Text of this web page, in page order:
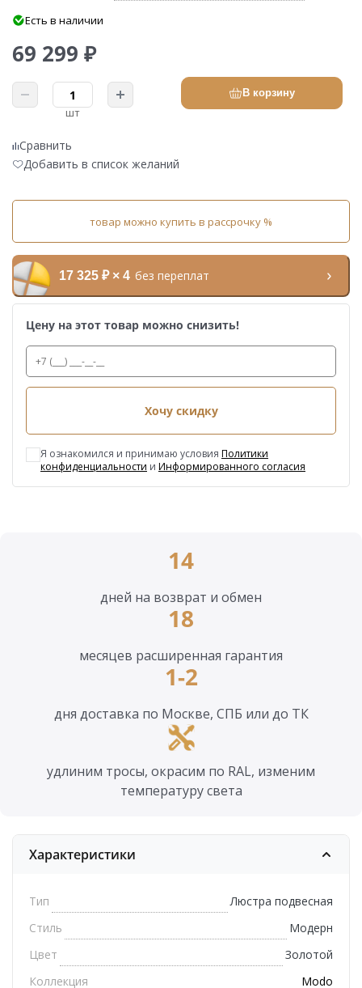
Есть в наличии
69 299 ₽
шт
В корзину
Сравнить
Добавить в список желаний
товар можно купить в рассрочку %
17 325 ₽ × 4 без переплат
Цену на этот товар можно снизить!
Хочу скидку
Я ознакомился и принимаю условия Политики
конфиденциальности и Информированного согласия
14
дней на возврат и обмен
18
месяцев расширенная гарантия
1-2
дня доставка по Москве, СПБ или до ТК
удлиним тросы, окрасим по RAL, изменим
температуру света
Характеристики
Тип
Люстра подвесная
Стиль
Модерн
Цвет
Золотой
Коллекция
Modo